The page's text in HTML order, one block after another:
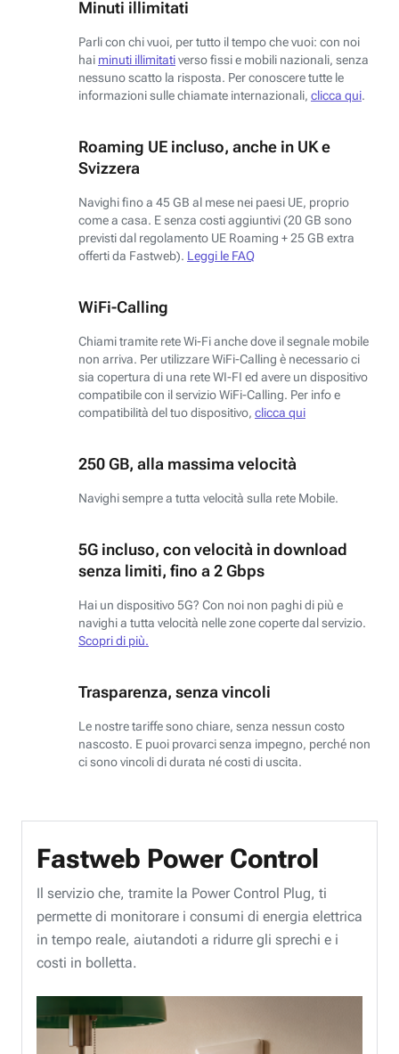
Minuti illimitati
Parli con chi vuoi, per tutto il tempo che vuoi: con noi
hai minuti illimitativerso fissi e mobili nazionali, senza
nessuno scatto la risposta. Per conoscere tutte le
informazioni sulle chiamate internazionali, clicca qui.
Roaming UE incluso, anche in UK e
Svizzera
Navighi fino a 45 GB al mese nei paesi UE, proprio
come a casa. E senza costi aggiuntivi (20 GB sono
previsti dal regolamento UE Roaming + 25 GB extra
offerti da Fastweb). Leggi le FAQ
WiFi-Calling
Chiami tramite rete Wi-Fi anche dove il segnale mobile
non arriva. Per utilizzare WiFi-Calling è necessario ci
sia copertura di una rete WI-FI ed avere un dispositivo
compatibile con il servizio WiFi-Calling. Per info e
compatibilità del tuo dispositivo, clicca qui
250 GB, alla massima velocità
Navighi sempre a tutta velocità sulla rete Mobile.
5G incluso, con velocità in download
senza limiti, fino a 2 Gbps
Hai un dispositivo 5G? Con noi non paghi di più e
navighi a tutta velocità nelle zone coperte dal servizio.
Scopri di più.
Trasparenza, senza vincoli
Le nostre tariffe sono chiare, senza nessun costo
nascosto. E puoi provarci senza impegno, perché non
ci sono vincoli di durata né costi di uscita.
Fastweb Power Control
Il servizio che, tramite la Power Control Plug, ti
permette di monitorare i consumi di energia elettrica
in tempo reale, aiutandoti a ridurre gli sprechi e i
costi in bolletta.